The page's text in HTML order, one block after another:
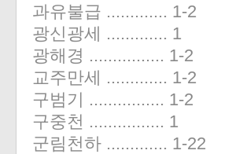
과유불급 ............. 1-2
광신광세 ............. 1
광해경 ................ 1-2
교주만세 ............. 1-2
구범기 ................ 1-2
구중천 ................ 1
군림천하 ............. 1-22